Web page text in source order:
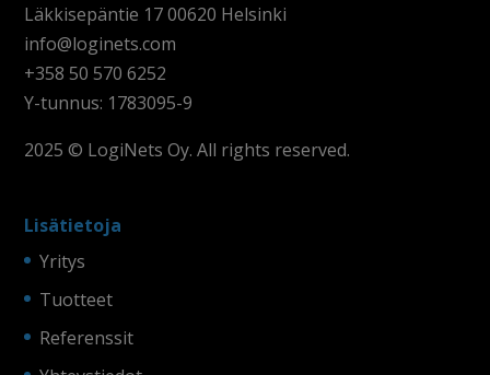
Läkkisepäntie 17 00620 Helsinki
info@loginets.com
+358 50 570 6252
Y-tunnus: 1783095-9
2025 © LogiNets Oy. All rights reserved.
Lisätietoja
Yritys
Tuotteet
Referenssit